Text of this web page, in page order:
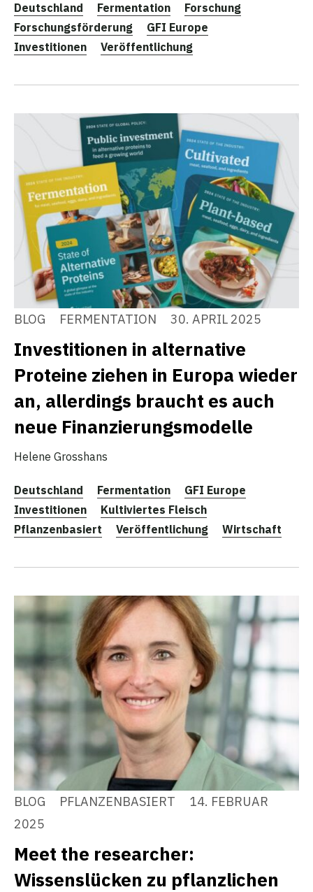
Deutschland Fermentation
Forschung
Forschungsförderung
GFI Europe
Investitionen
Veröffentlichung
BLOG FERMENTATION 30. APRIL 2025
Investitionen in alternative
Proteine ziehen in Europa wieder
an, allerdings braucht es auch
neue Finanzierungsmodelle
Helene Grosshans
Deutschland Fermentation
GFI Europe
Investitionen
Kultiviertes Fleisch
Pflanzenbasiert
Veröffentlichung Wirtschaft
BLOG PFLANZENBASIERT
14. FEBRUAR
2025
Meet the researcher:
Wissenslücken zu pflanzlichen